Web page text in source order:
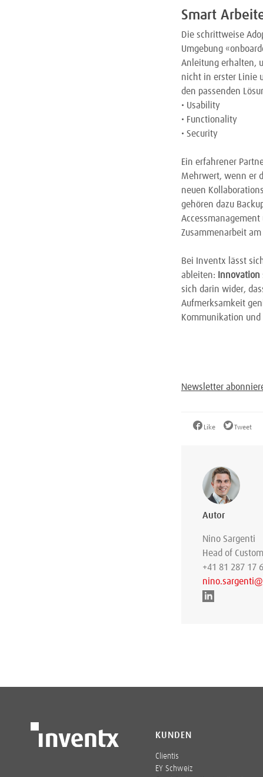
Smart
Die schrittweise
Umgebung
Anleitung erhalten,
nicht in erster Linie
den passenden
• Usability
• Functionality
• Security
Ein erfahrener
Mehrwert, wenn er
neuen
gehören dazu
Zusammenarbeit
Bei Inventx lässt
ableiten:
Innovation
sich darin wider,
Aufmerksamkeit
Kommunikation
Newsletter
Like Tweet
Autor
Nino Sargenti
Head of
+41 81 287 17
KUNDEN
Clientis
EY Schweiz